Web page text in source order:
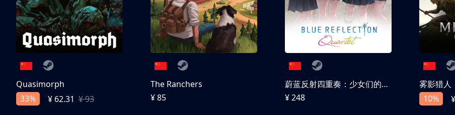
Quasimorph
33%
¥ 62.31 ¥ 93
The Ranchers
¥ 85
蔚蓝反射四重奏：少女们的奇迹
¥ 248
雾影猎人
10%